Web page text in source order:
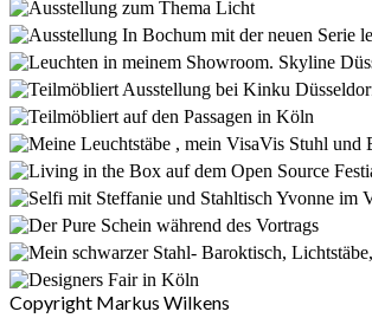
Copyright Markus Wilkens